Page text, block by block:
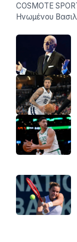
COSMOTE
Ηνωμένου